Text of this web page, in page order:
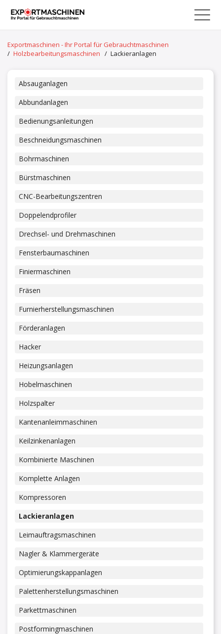
Exportmaschinen - Ihr Portal für Gebrauchtmaschinen
/ Holzbearbeitungsmaschinen / Lackieranlagen
Absauganlagen
Abbundanlagen
Bedienungsanleitungen
Beschneidungsmaschinen
Bohrmaschinen
Bürstmaschinen
CNC-Bearbeitungszentren
Doppelendprofiler
Drechsel- und Drehmaschinen
Fensterbaumaschinen
Finiermaschinen
Fräsen
Furnierherstellungsmaschinen
Förderanlagen
Hacker
Heizungsanlagen
Hobelmaschinen
Holzspalter
Kantenanleimmaschinen
Keilzinkenanlagen
Kombinierte Maschinen
Komplette Anlagen
Kompressoren
Lackieranlagen
Leimauftragsmaschinen
Nagler & Klammergeräte
Optimierungskappanlagen
Palettenherstellungsmaschinen
Parkettmaschinen
Postformingmaschinen